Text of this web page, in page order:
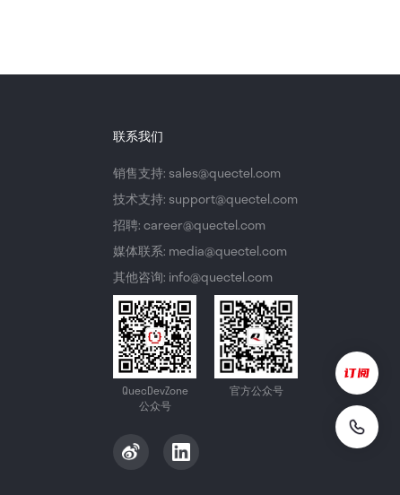
联系我们
销售支持: sales@quectel.com
技术支持: support@quectel.com
招聘: career@quectel.com
媒体联系: media@quectel.com
其他咨询: info@quectel.com
QuecDevZone
公众号
官方公众号